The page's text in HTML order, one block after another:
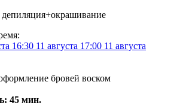
16:30 11 августа 17:00 11 августа
бровей воском
45 мин.